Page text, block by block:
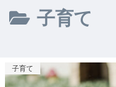
子育て
子育て